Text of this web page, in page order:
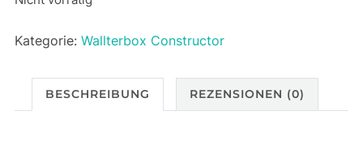
Kategorie: Wallterbox Constructor
BESCHREIBUNG REZENSIONEN (0)